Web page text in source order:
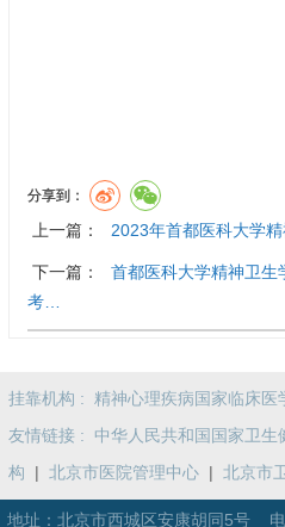
分享到：
上一篇： 2023年首都医科大学
下一篇：
首都医科大学精神卫生
考…
挂靠机构 : 精神心理疾病国家临床医
友情链接 : 中华人民共和国国家卫生
构
| 北京市医院管理中心 | 北京市
地址：北京市西城区安康胡同5号 电